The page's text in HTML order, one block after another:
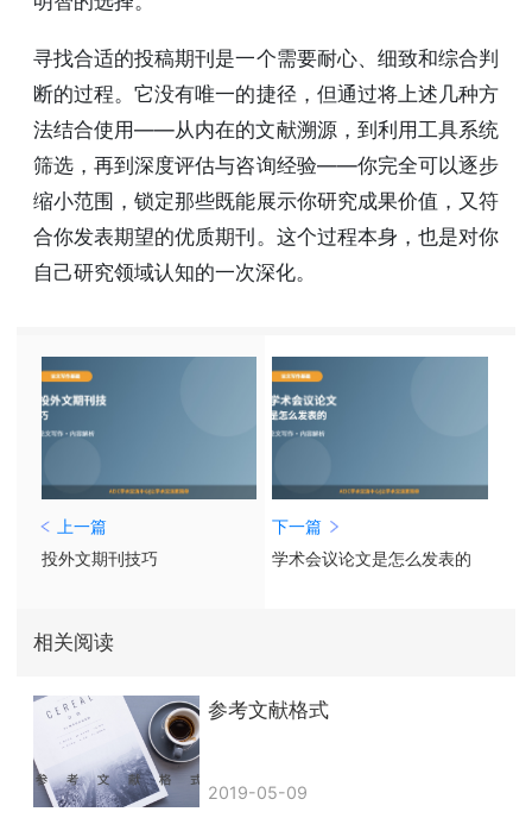
寻找合适的投稿期刊是一个需要耐心、细致和综合判
断的过程。它没有唯一的捷径，但通过将上述几种方
法结合使用——从内在的文献溯源，到利用工具系统
筛选，再到深度评估与咨询经验——你完全可以逐步
缩小范围，锁定那些既能展示你研究成果价值，又符
合你发表期望的优质期刊。这个过程本身，也是对你
自己研究领域认知的一次深化。
上一篇
投外文期刊技巧
下一篇
学术会议论文是怎么发表的
相关阅读
参考文献格式
2019-05-09